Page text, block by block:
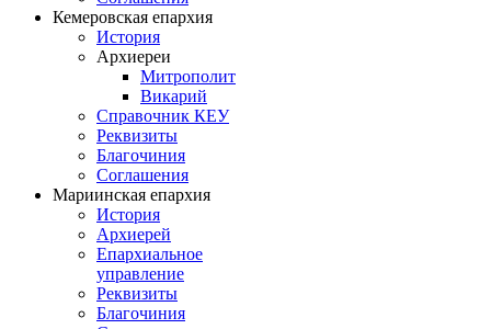
Кемеровская епархия
История
Архиереи
Митрополит
Викарий
Справочник КЕУ
Реквизиты
Благочиния
Соглашения
Мариинская епархия
История
Архиерей
Епархиальное
управление
Реквизиты
Благочиния